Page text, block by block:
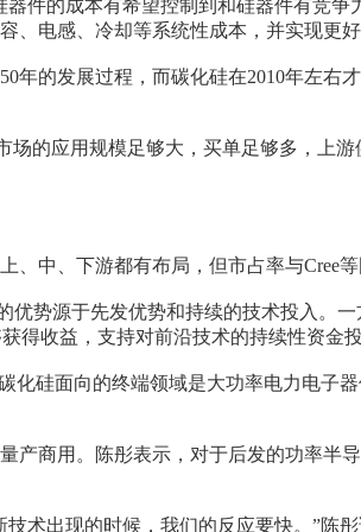
件的成本有希望控制到和硅器件有竞
、电感、冷却等系统性成本，并实现更
年的发展过程，而碳化硅在2010年左
的应用规模足够大，买单足够多，上
中、下游都有布局，但市占率与Cree
势源于先发优势和持续的技术投入。
得收益，支持对前沿技术的持续性资金
硅面向的终端领域是大功率电力电子
商用。陈彤表示，对于后发的功率半
术出现的时候，我们的反应要快。”陈